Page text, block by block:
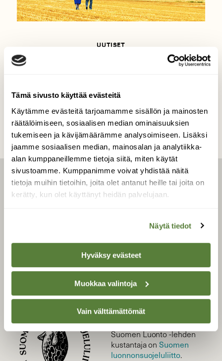
Tämä sivusto käyttää evästeitä
Käytämme evästeitä tarjoamamme sisällön ja mainosten
räätälöimiseen, sosiaalisen median ominaisuuksien
tukemiseen ja kävijämäärämme analysoimiseen. Lisäksi
jaamme sosiaalisen median, mainosalan ja analytiikka-
alan kumppaneillemme tietoja siitä, miten käytät
sivustoamme. Kumppanimme voivat yhdistää näitä
tietoja muihin tietoihin, joita olet antanut heille tai joita on
kerätty, kun olet käyttänyt heidän palvelujaan.
Näytä tiedot
Hyväksy evästeet
Muokkaa valintoja
Vain välttämättömät
UUTISET
Tältä Itäsalmi voisi näyttää
LEHTI
Uusin lehti
Tilaa digilukuoikeus
Äänestä parasta juttua
Tilaa uutiskirje
SUOMEN LUONNON­
SUOJELU­LIITTO
Suomen Luonto -lehden
kustantaja onSuomen
luonnonsuojelu­liitto.